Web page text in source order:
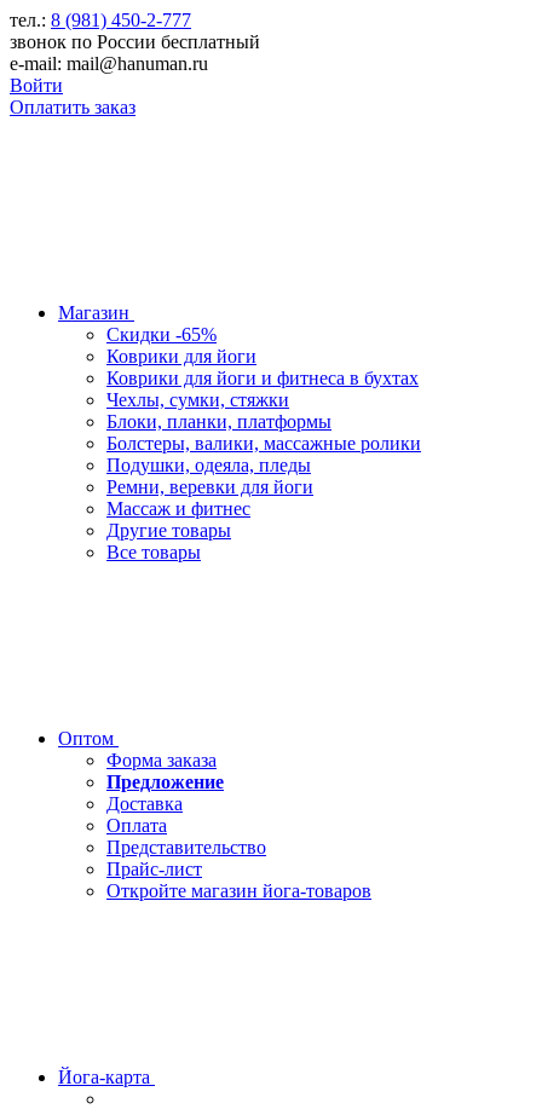
тел.: 8 (981) 450-2-777
звонок по России бесплатный
e-mail: mail@hanuman.ru
Войти
Оплатить заказ
Магазин
Скидки -65%
Коврики для йоги
Коврики для йоги и фитнеса в бухтах
Чехлы, сумки, стяжки
Блоки, планки, платформы
Болстеры, валики, массажные ролики
Подушки, одеяла, пледы
Ремни, веревки для йоги
Массаж и фитнес
Другие товары
Все товары
Оптом
Форма заказа
Предложение
Доставка
Оплата
Представительство
Прайс-лист
Откройте магазин йога-товаров
Йога-карта